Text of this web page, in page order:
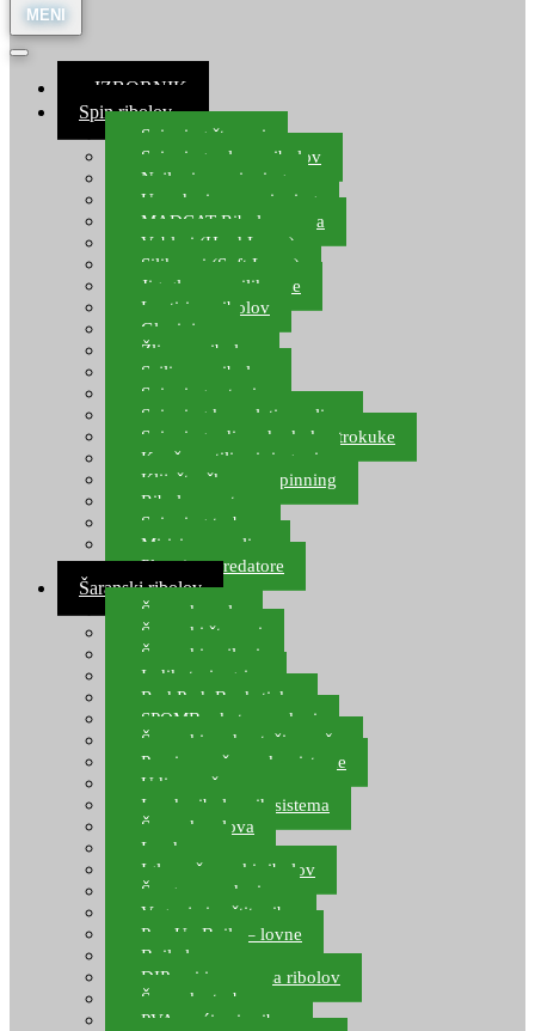
≡ IZBORNIK
Spin ribolov
Spinning štapovi
Spinning role za ribolov
Najloni za spinning
Upredenice za spinning
MADCAT Ribolov soma
Vobleri (Hard Lures)
Silikonci (Soft Lures)
Jig glave za silikonce
Leptiri za ribolov
Glavinjare
Žlice za ribolov
Sajlice za ribolov
Spinning setovi
Spinning kompleti varalica
Spinning udice, dvokuke, trokuke
Kopče, vrtilice i ringovi
Kliješta, škare za spinning
Ribolov pastrve
Spinning torbe
Mirisi za varalice
Plovci za predatore
Šaranski ribolov
Šaranske role
Šaranski štapovi
Šaranski najloni
Indikatori ugriza
Rod Pod, Banksticks
SPOMB rakete, markeri
Šaranski podmetači, mreže
Pernice za šaranske sisteme
Udice za šarana, amura
Izrada ribolovnih sistema
Šaranska olova
Leadcore
Igle za šaranski ribolov
Špage, upredenice
Vaganje i zaštita ribe
Pop Up Boile – lovne
Boile lovne
DIP-ovi i arome za ribolov
Šaranske torbe
PVA vrećice i pribor